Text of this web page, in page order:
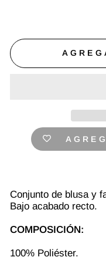
Conjunto de blusa y
Bajo acabado recto.
COMPOSICIÓN:
100% Poliéster.